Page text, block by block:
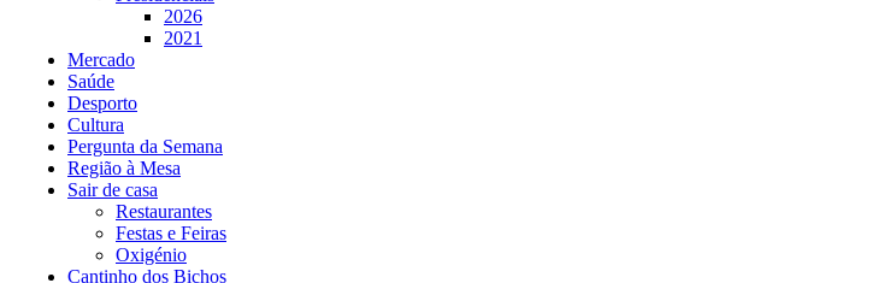
2026
2021
Mercado
Saúde
Desporto
Cultura
Pergunta da Semana
Região à Mesa
Sair de casa
Restaurantes
Festas e Feiras
Oxigénio
Cantinho dos Bichos